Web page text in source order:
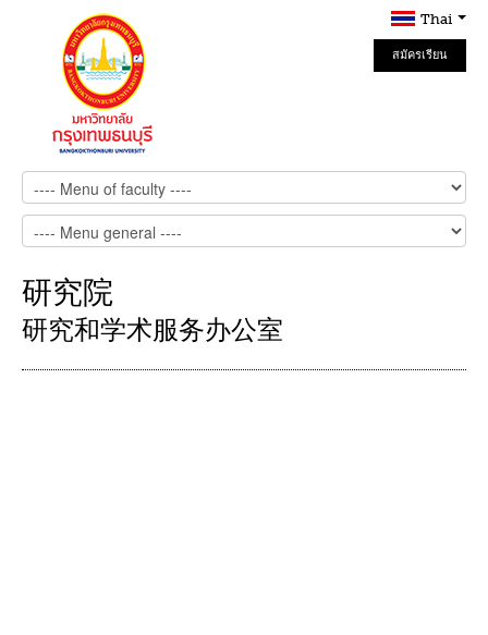
Thai
สมัครเรียน
Online
研究院
研究和学术服务办公室